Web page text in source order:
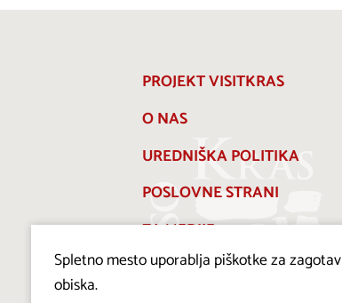
PROJEKT VISITKRAS
O NAS
UREDNIŠKA POLITIKA
POSLOVNE STRANI
ZA MEDIJE
PRAVILNIK O PIŠKOTKIH
Spletno mesto uporablja piškotke za
obiska.